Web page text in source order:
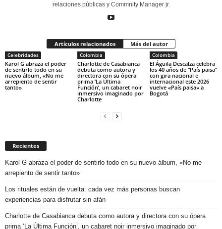
relaciones públicas y Commnity Manager jr.
Artículos relacionados Más del autor
Celebridades
Karol G abraza el poder
de sentirlo todo en su
nuevo álbum, «No me
arrepiento de sentir
tanto»
Colombia
Charlotte de Casabianca
debuta como autora y
directora con su ópera
prima ‘La Última
Función’, un cabaret noir
inmersivo imaginado por
Charlotte
Colombia
El Águila Descalza celebra
los 40 años de “País paisa”
con gira nacional e
internacional este 2026
vuelve «País paisa» a
Bogotá
Recientes
Karol G abraza el poder de sentirlo todo en su nuevo álbum, «No me
arrepiento de sentir tanto»
Los rituales están de vuelta: cada vez más personas buscan
experiencias para disfrutar sin afán
Charlotte de Casabianca debuta como autora y directora con su ópera
prima ‘La Última Función’, un cabaret noir inmersivo imaginado por